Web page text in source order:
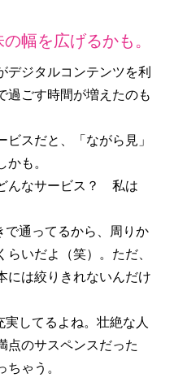
幅を広げるかも。
デジタルコンテンツを利
過ごす時間が増えたのも
スだと、「ながら見」
も。
んなサービス？ 私は
通ってるから、周りか
いだよ（笑）。ただ、
には絞りきれないんだけ
してるよね。壮絶な人
点のサスペンスだった
ゃう。